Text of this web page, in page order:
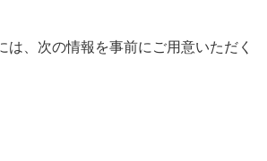
は、次の情報を事前にご用意いただく